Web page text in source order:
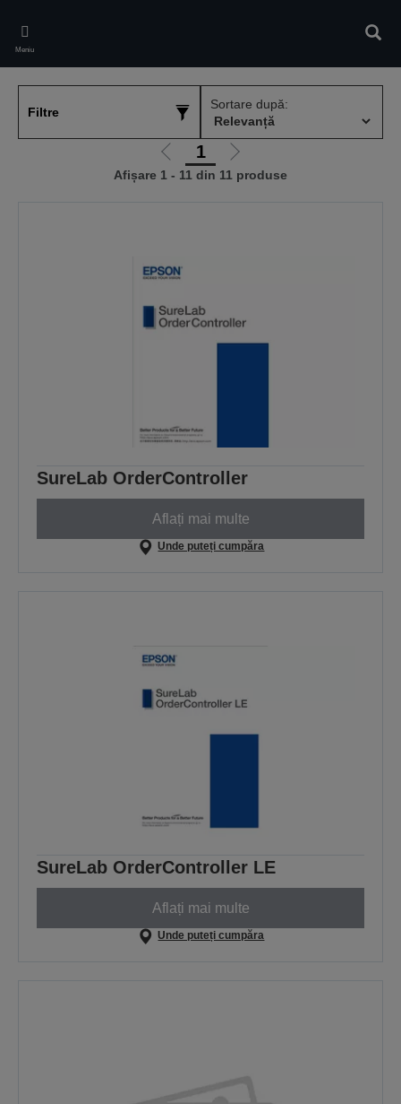
main
content
Meniu
Filtre
Sortare după:
Mergi
la
1
Mergi
la
Afișare 1 - 11 din 11 produse
SureLab OrderController
Aflați mai multe
Unde puteți cumpăra
SureLab OrderController LE
Aflați mai multe
Unde puteți cumpăra